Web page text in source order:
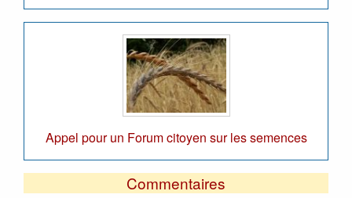
Appel pour un Forum citoyen sur les semences
Commentaires